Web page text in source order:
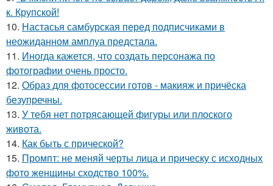
к. Крупской!
10. Настасья самбурская перед подписчиками в
неожиданном амплуа предстала.
11. Иногда кажется, что создать персонажа по
фотографии очень просто.
12. Образ для фотосессии готов - макияж и причёска
безупречны.
13. У тебя нет потрясающей фигуры или плоского
живота.
14. Как быть с прической?
15. Промпт: не меняй черты лица и прическу с исходных
фото женщины сходство 100%.